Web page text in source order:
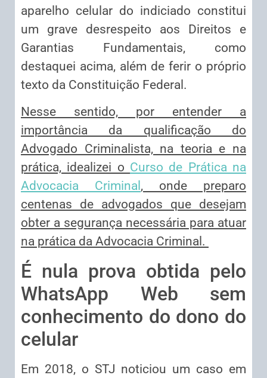
aparelho celular do indiciado constitui
um grave desrespeito aos Direitos e
Garantias Fundamentais, como
destaquei acima, além de ferir o próprio
texto da Constituição Federal.
Nesse sentido, por entender a
importância da qualificação do
Advogado Criminalista, na teoria e na
prática, idealizei o Curso de Prática na
Advocacia Criminal , onde preparo
centenas de advogados que desejam
obter a segurança necessária para atuar
na prática da Advocacia Criminal.
É nula prova obtida pelo
WhatsApp Web sem
conhecimento do dono do
celular
Em 2018, o STJ noticiou um caso em